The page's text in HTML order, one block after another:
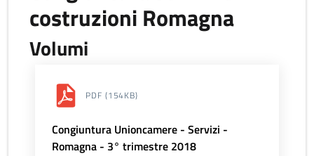
costruzioni Romagna
Volumi
PDF (154KB)
Congiuntura Unioncamere - Servizi -
Romagna - 3° trimestre 2018